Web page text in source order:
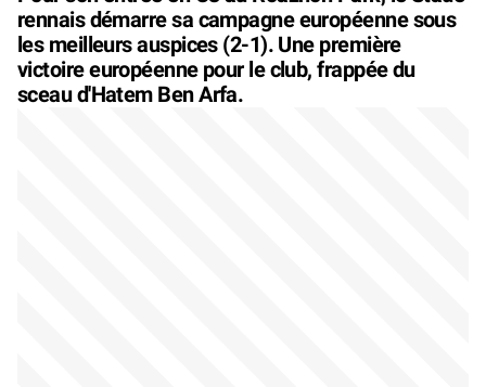
rennais démarre sa campagne européenne sous
les meilleurs auspices (2-1). Une première
victoire européenne pour le club, frappée du
sceau d'Hatem Ben Arfa.